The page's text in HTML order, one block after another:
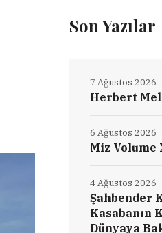
Son Yazılar
Herbert
7 Ağustos 2026
Miz Volume
6 Ağustos 2026
Şahbender
Kasabanın
Dünyaya
4 Ağustos 2026